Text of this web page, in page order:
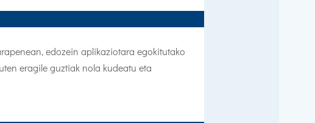
edozein aplikaziotara egokitutako
eragile guztiak nola kudeatu eta